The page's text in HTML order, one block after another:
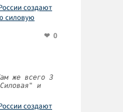
создают
силовую
0
же всего 3
и
создают